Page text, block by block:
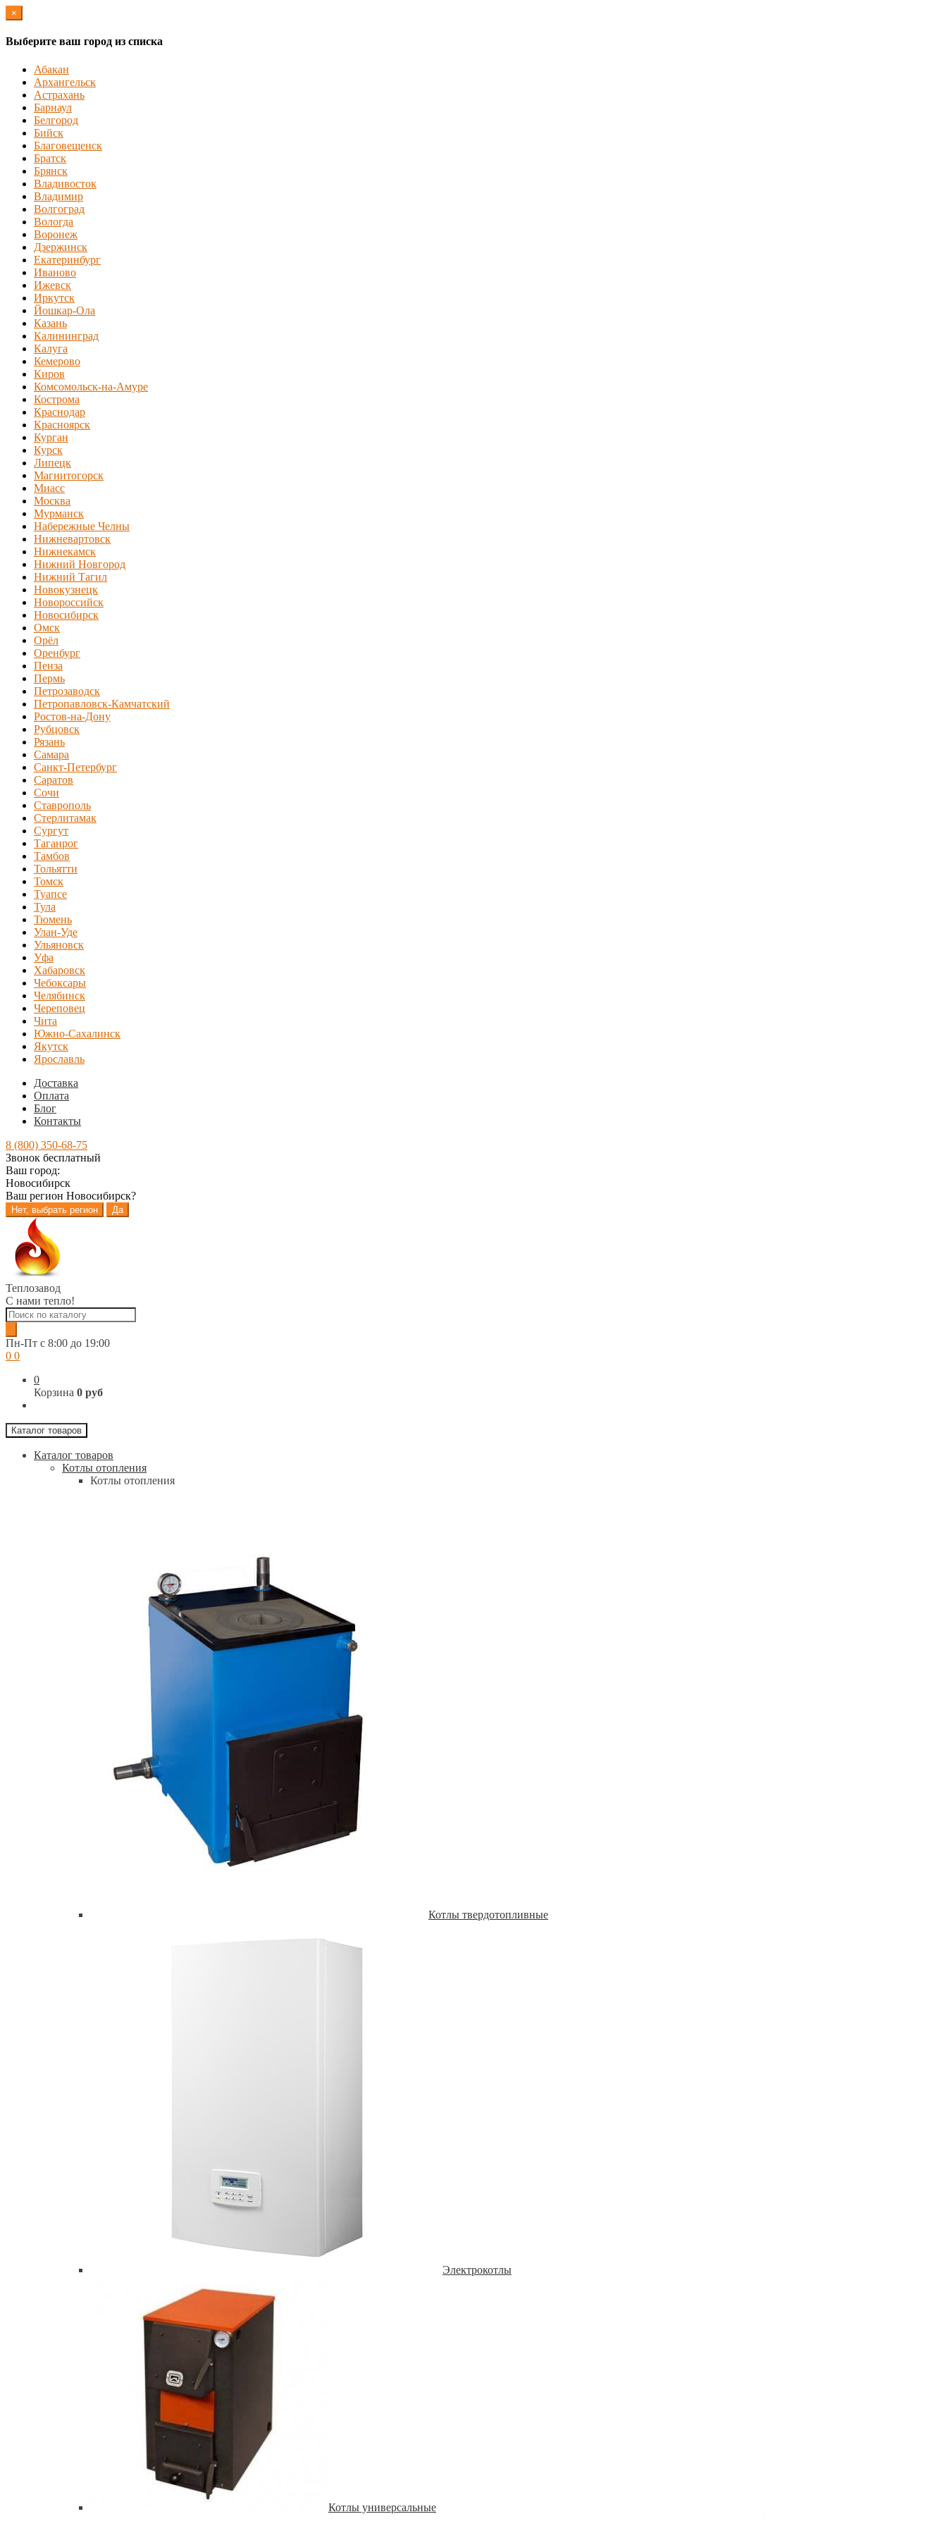
×
Выберите ваш город из списка
Абакан
Архангельск
Астрахань
Барнаул
Белгород
Бийск
Благовещенск
Братск
Брянск
Владивосток
Владимир
Волгоград
Вологда
Воронеж
Дзержинск
Екатеринбург
Иваново
Ижевск
Иркутск
Йошкар-Ола
Казань
Калининград
Калуга
Кемерово
Киров
Комсомольск-на-Амуре
Кострома
Краснодар
Красноярск
Курган
Курск
Липецк
Магнитогорск
Миасс
Москва
Мурманск
Набережные Челны
Нижневартовск
Нижнекамск
Нижний Новгород
Нижний Тагил
Новокузнецк
Новороссийск
Новосибирск
Омск
Орёл
Оренбург
Пенза
Пермь
Петрозаводск
Петропавловск-Камчатский
Ростов-на-Дону
Рубцовск
Рязань
Самара
Санкт-Петербург
Саратов
Сочи
Ставрополь
Стерлитамак
Сургут
Таганрог
Тамбов
Тольятти
Томск
Туапсе
Тула
Тюмень
Улан-Уде
Ульяновск
Уфа
Хабаровск
Чебоксары
Челябинск
Череповец
Чита
Южно-Сахалинск
Якутск
Ярославль
Доставка
Оплата
Блог
Контакты
8 (800) 350-68-75
Звонок бесплатный
Ваш город:
Новосибирск
Ваш регион Новосибирск?
Нет, выбрать регион Да
Перейти
навигации
Перейти
содержимому
Теплозавод
С нами тепло!
Поиск
товаров
Пн-Пт c 8:00 до 19:00
0 0
0
Корзина 0 руб
Каталог товаров
Каталог товаров
Котлы отопления
Котлы отопления
Котлы твердотопливные
Электрокотлы
Котлы универсальные